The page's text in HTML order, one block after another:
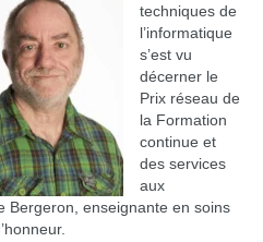
techniques de
l’informatique
s’est vu
décerner le
Prix réseau de
la Formation
continue et
des services
aux
Bergeron, enseignante en soins